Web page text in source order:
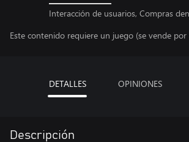
Interacción de usuarios, Compras
Este contenido requiere un juego (se vende por
DETALLES OPINIONES
Descripción